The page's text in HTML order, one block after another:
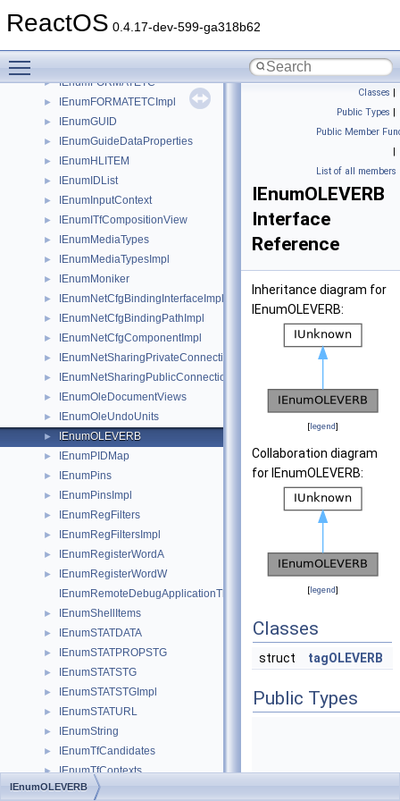
ReactOS 0.4.17-dev-599-ga318b62
► IEnumExtraSearch
► IEnumFORMATETC
► IEnumFORMATETCImpl
► IEnumGUID
► IEnumGuideDataProperties
► IEnumHLITEM
► IEnumIDList
► IEnumInputContext
► IEnumITfCompositionView
► IEnumMediaTypes
► IEnumMediaTypesImpl
► IEnumMoniker
► IEnumNetCfgBindingInterfaceImpl
► IEnumNetCfgBindingPathImpl
► IEnumNetCfgComponentImpl
► IEnumNetSharingPrivateConnection
► IEnumNetSharingPublicConnection
► IEnumOleDocumentViews
► IEnumOleUndoUnits
► IEnumOLEVERB
► IEnumPIDMap
► IEnumPins
► IEnumPinsImpl
► IEnumRegFilters
► IEnumRegFiltersImpl
► IEnumRegisterWordA
►
IEnumRegisterWordW
IEnumRemoteDebugApplicationThreads
► IEnumShellItems
► IEnumSTATDATA
► IEnumSTATPROPSTG
► IEnumSTATSTG
► IEnumSTATSTGImpl
► IEnumSTATURL
► IEnumString
► IEnumTfCandidates
► IEnumTfContexts
► IEnumTfContextViews
Classes |
Public Types |
Public Member
|
List of all members
IEnumOLEVERB
Interface
Reference
Inheritance diagram for
IEnumOLEVERB:
[legend]
Collaboration diagram
for IEnumOLEVERB:
[legend]
Classes
struct tagOLEVERB
Public Types
IEnumOLEVERB